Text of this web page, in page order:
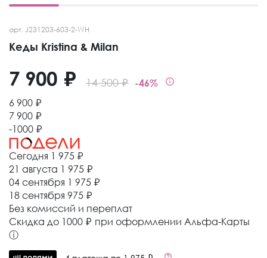
арт. J231203-603-2-WH
Кеды Kristina & Milan
14 500 ₽ -46%
7 900 ₽
6 900 ₽
7 900 ₽
-1000 ₽
Сегодня 1 975 ₽
21 августа 1 975 ₽
04 сентября 1 975 ₽
18 сентября 975 ₽
Без комиссий и переплат
Cкидка до 1000 ₽ при оформлении Альфа-Карты
ⓘ